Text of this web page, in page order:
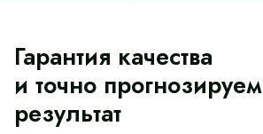
Гарантия качества
и точно
результат